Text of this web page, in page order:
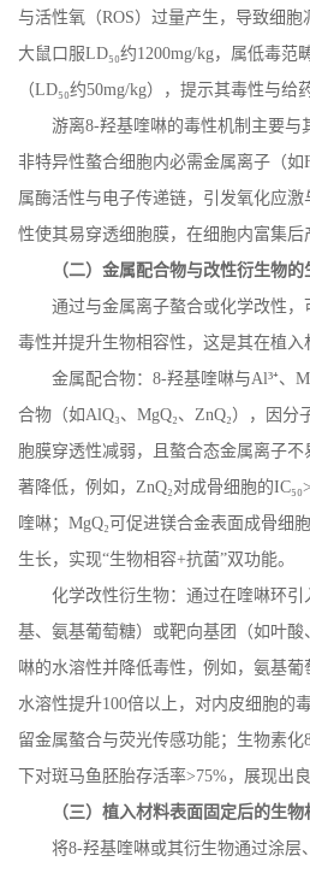
与活性氧（ROS）过量产生，导致细胞
大鼠口服LD₅₀约1200mg/kg，属低毒范
（LD₅₀约50mg/kg），提示其毒性与给
游离8-羟基喹啉的毒性机制主要与
非特异性螯合细胞内必需金属离子（如
属酶活性与电子传递链，引发氧化应
性使其易穿透细胞膜，在细胞内富集后
（二）金属配合物与改性衍生物
通过与金属离子螯合或化学改性，
毒性并提升生物相容性，这是其在植入
金属配合物： 8-羟基喹啉与Al³⁺、
合物（如 AlQ₃、 MgQ₂、 ZnQ₂），因分
胞膜穿透性减弱，且螯合态金属离子
著降低，例如， ZnQ₂对成骨细胞的IC₅₀
喹啉； MgQ₂可促进镁合金表面成骨细
生长，实现“生物相容+抗菌”双功能。
化学改性衍生物：通过在喹啉环
基、氨基葡萄糖）或靶向基团（如叶
啉的水溶性并降低毒性，例如，氨基葡
水溶性提升100倍以上，对内皮细胞的
留金属螯合与荧光传感功能；生物素化
下对斑马鱼胚胎存活率>75%，展现出
（三）植入材料表面固定后的生物
将8-羟基喹啉或其衍生物通过涂层